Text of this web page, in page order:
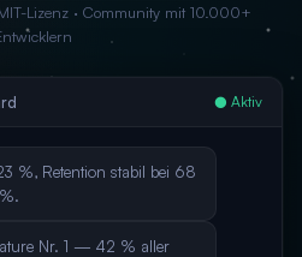
Lizenz · Community mit 10.000+
● Aktiv
%, Retention stabil bei 68
%.
Nr. 1 — 42 % aller